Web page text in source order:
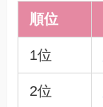
順位
1位
2位